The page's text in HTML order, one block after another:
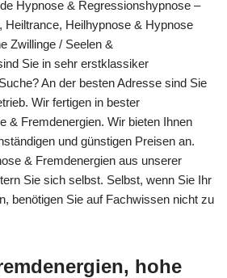
Hypnose & Regressionshypnose –
Heiltrance, Heilhypnose & Hypnose
Zwillinge / Seelen &
Sie in sehr erstklassiker
An der besten Adresse sind Sie
Wir fertigen in bester
& Fremdenergien. Wir bieten Ihnen
und günstigen Preisen an.
& Fremdenergien aus unserer
Sie sich selbst. Selbst, wenn Sie Ihr
benötigen Sie auf Fachwissen nicht zu
hohe